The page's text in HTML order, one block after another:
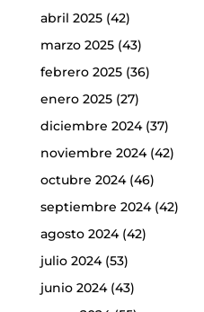
abril 2025(42)
marzo 2025(43)
febrero 2025(36)
enero 2025(27)
diciembre 2024(37)
noviembre 2024(42)
octubre 2024(46)
septiembre 2024(42)
agosto 2024(42)
julio 2024(53)
junio 2024(43)